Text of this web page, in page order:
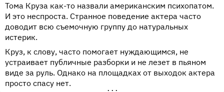
Тома Круза как-то назвали американским психопатом.
И это неспроста. Странное поведение актера часто
доводит всю съемочную группу до натуральных
истерик.
Круз, к слову, часто помогает нуждающимся, не
устраивает публичные разборки и не лезет в пьяном
виде за руль. Однако на площадках от выходок актера
просто спасу нет.
•••